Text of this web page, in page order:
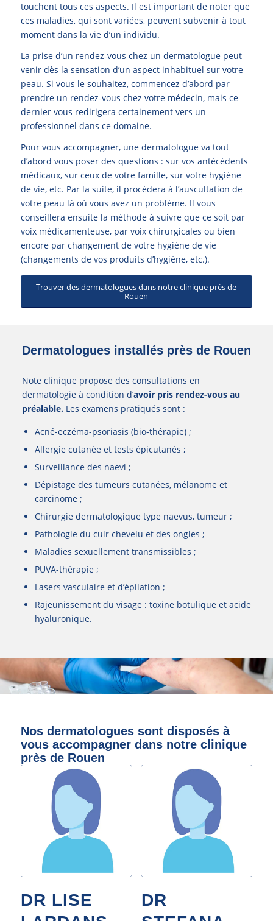
touchent tous ces aspects. Il est important de noter que
ces maladies, qui sont variées, peuvent subvenir à tout
moment dans la vie d’un individu.
La prise d’un rendez-vous chez un dermatologue peut
venir dès la sensation d’un aspect inhabituel sur votre
peau. Si vous le souhaitez, commencez d’abord par
prendre un rendez-vous chez votre médecin, mais ce
dernier vous redirigera certainement vers un
professionnel dans ce domaine.
Pour vous accompagner, une dermatologue va tout
d’abord vous poser des questions : sur vos antécédents
médicaux, sur ceux de votre famille, sur votre hygiène
de vie, etc. Par la suite, il procédera à l’auscultation de
votre peau là où vous avez un problème. Il vous
conseillera ensuite la méthode à suivre que ce soit par
voix médicamenteuse, par voix chirurgicales ou bien
encore par changement de votre hygiène de vie
(changements de vos produits d’hygiène, etc.).
Trouver des dermatologues dans notre clinique près de
Rouen
Dermatologues installés près de Rouen
Note clinique propose des consultations en
dermatologie à condition d’avoir pris rendez-vous au
préalable. Les examens pratiqués sont :
Acné-eczéma-psoriasis (bio-thérapie) ;
Allergie cutanée et tests épicutanés ;
Surveillance des naevi ;
Dépistage des tumeurs cutanées, mélanome et
carcinome ;
Chirurgie dermatologique type naevus, tumeur ;
Pathologie du cuir chevelu et des ongles ;
Maladies sexuellement transmissibles ;
PUVA-thérapie;
Lasers vasculaire et d’épilation ;
Rajeunissement du visage : toxine botulique et acide
hyaluronique.
Nos dermatologues sont disposés à
vous accompagner dans notre clinique
près de Rouen
DR LISE
DR